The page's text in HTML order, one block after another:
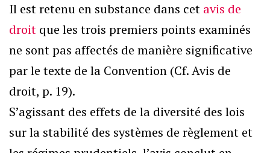
Il est retenu en substance dans cet avis de
droit que les trois premiers points examinés
ne sont pas affectés de manière significative
par le texte de la Convention (Cf. Avis de
droit, p. 19).
S’agissant des effets de la diversité des lois
sur la stabilité des systèmes de règlement et